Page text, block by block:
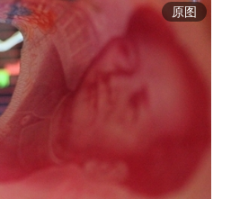
原图